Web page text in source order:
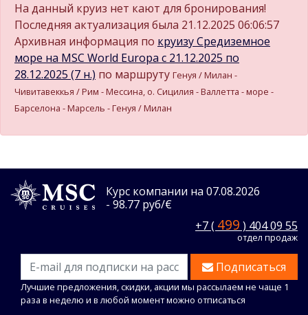
На данный круиз нет кают для бронирования!
Последняя актуализация была 21.12.2025 06:06:57
Архивная информация по круизу Средиземное
море на MSC World Europa c 21.12.2025 по
28.12.2025 (7 н.) по маршруту Генуя / Милан -
Чивитавеккья / Рим - Мессина, о. Сицилия - Валлетта - море -
Барселона - Марсель - Генуя / Милан
Курс компании на 07.08.2026
- 98.77 руб/€
+7 ( 499 ) 404 09 55
отдел продаж
Подписаться
Лучшие предложения, скидки, акции мы рассылаем не чаще 1
раза в неделю и в любой момент можно отписаться